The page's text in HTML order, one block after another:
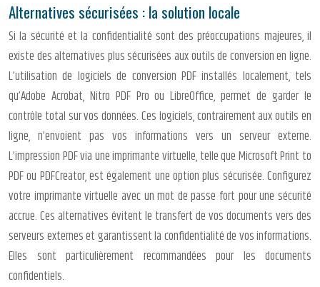
Alternatives sécurisées : la solution locale
Si la sécurité et la confidentialité sont des préoccupations majeures, il
existe des alternatives plus sécurisées aux outils de conversion en ligne.
L’utilisation de logiciels de conversion PDF installés localement, tels
qu’Adobe Acrobat, Nitro PDF Pro ou LibreOffice, permet de garder le
contrôle total sur vos données. Ces logiciels, contrairement aux outils en
ligne, n’envoient pas vos informations vers un serveur externe.
L’impression PDF via une imprimante virtuelle, telle que Microsoft Print to
PDF ou PDFCreator, est également une option plus sécurisée. Configurez
votre imprimante virtuelle avec un mot de passe fort pour une sécurité
accrue. Ces alternatives évitent le transfert de vos documents vers des
serveurs externes et garantissent la confidentialité de vos informations.
Elles sont particulièrement recommandées pour les documents
confidentiels.